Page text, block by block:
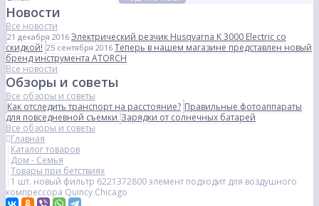
Новости
Все новости
21 декабря 2016 Электрический резчик Husqvarna K 3000 Electric со
скидкой! 25 сентября 2016 Теперь в нашем магазине представлен новый
бренд инструмента ATORCH
Все новости
Обзоры и советы
Все обзоры и советы
Как отследить транспорт на расстояние? Правильные фотоаппараты
для повседневной съемкиЗарядки от солнечных батарей
Все обзоры и советы
Главная
Каталог товаров
Дом - Семья
Товары при бетствиях
1 шт. новый фильтр 6221372800 элемент подходит для воздушного
компрессора Quincy Chicago